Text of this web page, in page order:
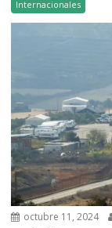
Internacionales
octubre 11, 2024